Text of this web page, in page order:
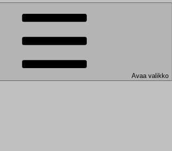
Avaa valikko